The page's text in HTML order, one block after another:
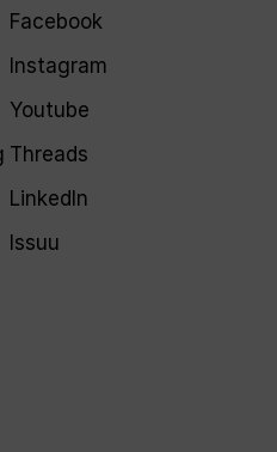
Facebook
Instagram
Youtube
Threads
LinkedIn
Issuu